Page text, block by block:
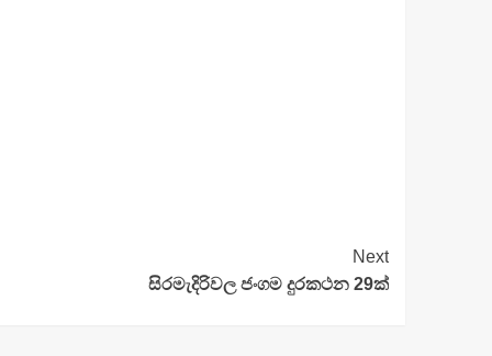
Next
සිරමැදිරිවල ජංගම දුරකථන 29ක්